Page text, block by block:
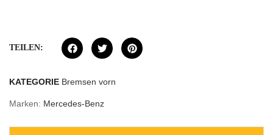
TEILEN:
KATEGORIE Bremsen vorn
Marken: Mercedes-Benz